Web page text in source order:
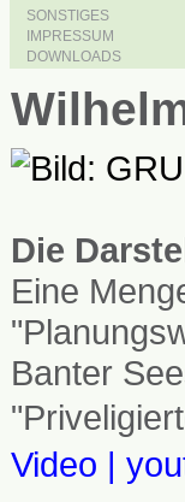
SONSTIGES
IMPRESSUM
DOWNLOADS
Die
Eine
Banter
Video |